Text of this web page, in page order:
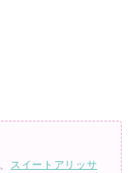
、 スイートアリッサ